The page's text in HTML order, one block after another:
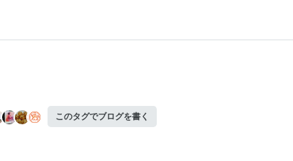
このタグでブログを書く